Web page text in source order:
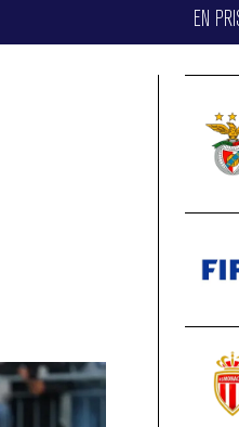
EN